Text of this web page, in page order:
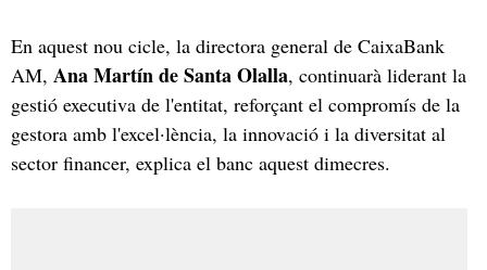
En aquest nou cicle, la directora general de CaixaBank
AM, Ana Martín de Santa Olalla, continuarà liderant la
gestió executiva de l'entitat, reforçant el compromís de la
gestora amb l'excel·lència, la innovació i la diversitat al
sector financer, explica el banc aquest dimecres.